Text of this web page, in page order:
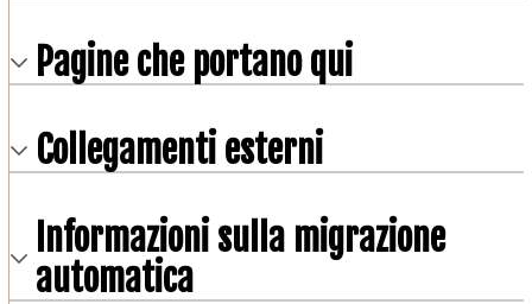
Pagine che portano qui
Collegamenti esterni
Informazioni sulla migrazione
automatica